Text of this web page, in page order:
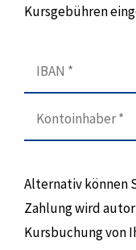
Kursgebühren
Alternativ können
Zahlung wird
Kursbuchung von